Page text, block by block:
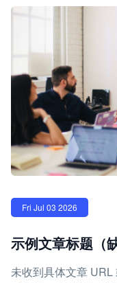
Fri Jul 03 2026
示例文章标题（
未收到具体文章